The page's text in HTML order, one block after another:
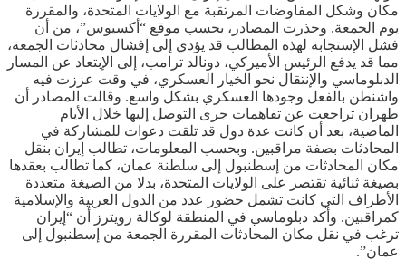
مكان وشكل المفاوضات المرتقبة مع الولايات المتحدة، والمقررة
يوم الجمعة. وحذرت المصادر، بحسب موقع “أكسيوس”، من أن
فشل الإستجابة لهذه المطالب قد يؤدي إلى إفشال محادثات الجمعة،
مما قد يدفع الرئيس الأميركي، دونالد ترامب، إلى الإبتعاد عن المسار
الدبلوماسي والإنتقال نحو الخيار العسكري، في وقت عززت فيه
واشنطن بالفعل وجودها العسكري بشكل واسع. وقالت المصادر أن
طهران تراجعت عن تفاهمات جرى التوصل إليها خلال الأيام
الماضية، بعد أن كانت عدة دول قد تلقت دعوات للمشاركة في
المحادثات بصفة مراقبين. وبحسب المعلومات، تطالب إيران بنقل
مكان المحادثات من إسطنبول إلى سلطنة عمان، كما تطالب بعقدها
بصيغة ثنائية تقتصر على الولايات المتحدة، بدلا من الصيغة متعددة
الأطراف التي كانت تشمل حضور عدد من الدول العربية والإسلامية
كمراقبين. وأكد دبلوماسي في المنطقة لوكالة رويترز أن “إيران
ترغب في نقل مكان المحادثات المقررة الجمعة من إسطنبول إلى
عمان”.